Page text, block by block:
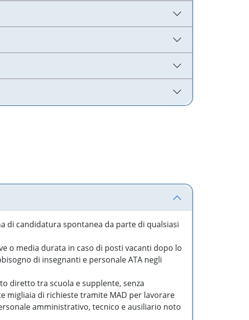
di candidatura spontanea da parte di qualsiasi
o media durata in caso di posti vacanti dopo lo
di insegnanti e personale ATA negli
diretto tra scuola e supplente, senza
migliaia di richieste tramite MAD per lavorare
amministrativo, tecnico e ausiliario noto